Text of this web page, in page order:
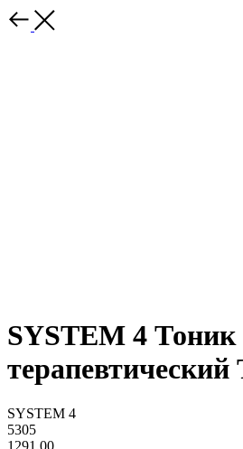
SYSTEM 4 Тоник
SYSTEM 4
5305
1291,00